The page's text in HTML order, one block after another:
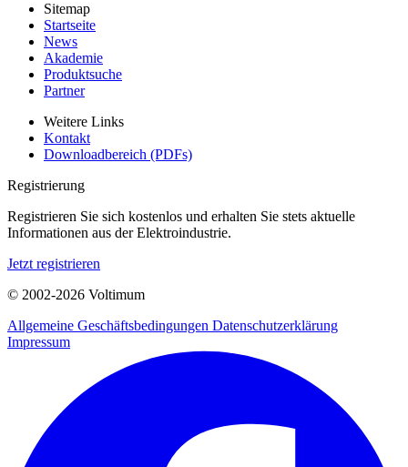
Sitemap
Startseite
News
Akademie
Produktsuche
Partner
Weitere Links
Kontakt
Downloadbereich (PDFs)
Registrierung
Registrieren Sie sich kostenlos und erhalten Sie stets aktuelle
Informationen aus der Elektroindustrie.
Jetzt registrieren
© 2002-2026 Voltimum
Allgemeine Geschäftsbedingungen Datenschutzerklärung
Impressum